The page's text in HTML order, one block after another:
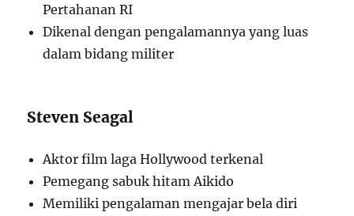
Pertahanan RI
Dikenal dengan pengalamannya yang luas
dalam bidang militer
Steven Seagal
Aktor film laga Hollywood terkenal
Pemegang sabuk hitam Aikido
Memiliki pengalaman mengajar bela diri